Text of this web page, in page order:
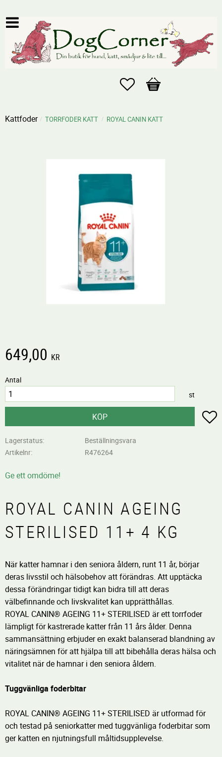
Favoriter
Kundvagn
Kattfoder TORRFODER KATT ROYAL CANIN KATT
649,00 KR
Antal
st
KÖP
Lagerstatus
Beställningsvara
Artikelnr
R476264
Ge ett omdöme!
ROYAL CANIN AGEING
STERILISED 11+ 4 KG
När katter hamnar i den seniora åldern, runt 11 år, börjar
deras livsstil och hälsobehov att förändras. Att upptäcka
dessa förändringar tidigt kan bidra till att deras
välbefinnande och livskvalitet kan upprätthållas.
ROYAL CANIN® AGEING 11+ STERILISED är ett torrfoder
lämpligt för kastrerade katter från 11 års ålder. Denna
sammansättning erbjuder en exakt balanserad blandning av
näringsämnen för att hjälpa till att bibehålla deras hälsa och
vitalitet när de hamnar i den seniora åldern.
Tuggvänliga foderbitar
ROYAL CANIN® AGEING 11+ STERILISED är utformad för
och testad på seniorkatter med tuggvänliga foderbitar som
ger katten en njutningsfull måltidsupplevelse.